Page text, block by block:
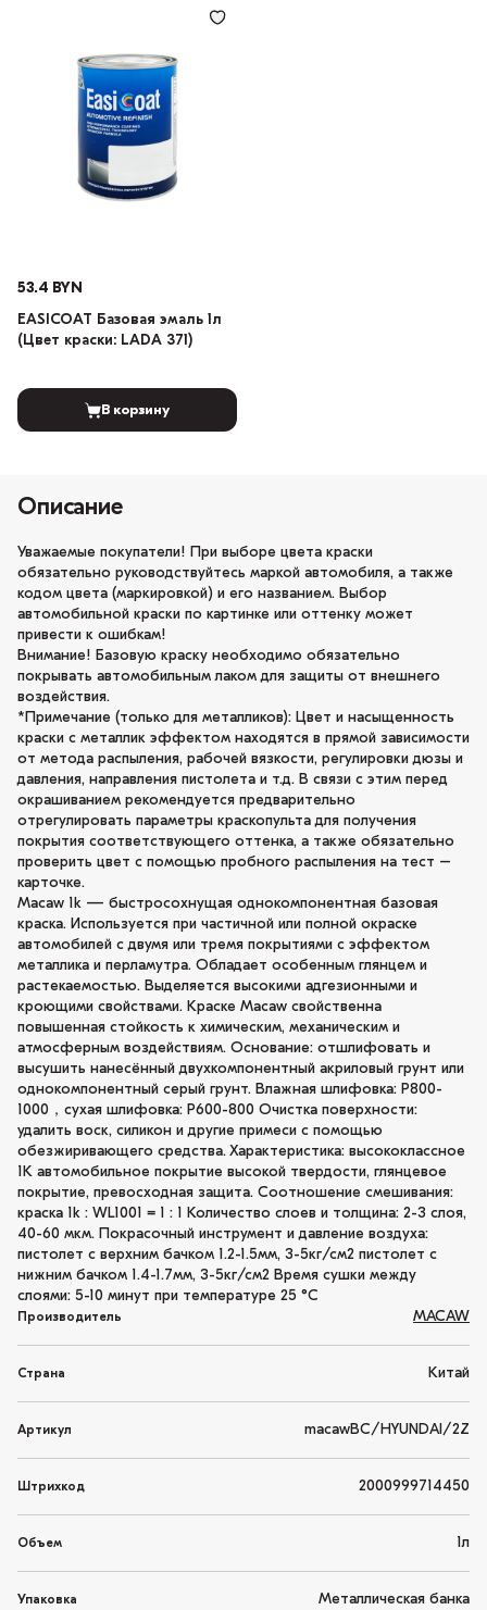
53.4 BYN
EASICOAT Базовая эмаль 1л
(Цвет краски: LADA 371)
В корзину
Описание
Уважаемые покупатели! При выборе цвета краски
обязательно руководствуйтесь маркой автомобиля, а также
кодом цвета (маркировкой) и его названием. Выбор
автомобильной краски по картинке или оттенку может
привести к ошибкам!
Внимание! Базовую краску необходимо обязательно
покрывать автомобильным лаком для защиты от внешнего
воздействия.
*Примечание (только для металликов): Цвет и насыщенность
краски с металлик эффектом находятся в прямой зависимости
от метода распыления, рабочей вязкости, регулировки дюзы и
давления, направления пистолета и т.д. В связи с этим перед
окрашиванием рекомендуется предварительно
отрегулировать параметры краскопульта для получения
покрытия соответствующего оттенка, а также обязательно
проверить цвет с помощью пробного распыления на тест –
карточке.
Macaw 1k — быстросохнущая однокомпонентная базовая
краска. Используется при частичной или полной окраске
автомобилей с двумя или тремя покрытиями с эффектом
металлика и перламутра. Обладает особенным глянцем и
растекаемостью. Выделяется высокими адгезионными и
кроющими свойствами. Краске Macaw свойственна
повышенная стойкость к химическим, механическим и
атмосферным воздействиям. Основание: отшлифовать и
высушить нанесённый двухкомпонентный акриловый грунт или
однокомпонентный серый грунт. Влажная шлифовка: P800-
1000，сухая шлифовка: P600-800 Очистка поверхности:
удалить воск, силикон и другие примеси с помощью
обезжиривающего средства. Характеристика: высококлассное
1K автомобильное покрытие высокой твердости, глянцевое
покрытие, превосходная защита. Соотношение смешивания:
краска 1k : WL1001 = 1 : 1 Количество слоев и толщина: 2-3 слоя,
40-60 мкм. Покрасочный инструмент и давление воздуха:
пистолет с верхним бачком 1.2-1.5мм, 3-5кг/см2 пистолет с
нижним бачком 1.4-1.7мм, 3-5кг/см2 Время сушки между
слоями: 5-10 минут при температуре 25 °C
Производитель MACAW
Страна Китай
Артикул macawBC/HYUNDAI/2Z
Штрихкод 2000999714450
Объем 1л
Упаковка Металлическая банка